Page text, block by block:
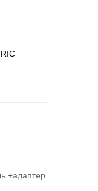
+адаптер